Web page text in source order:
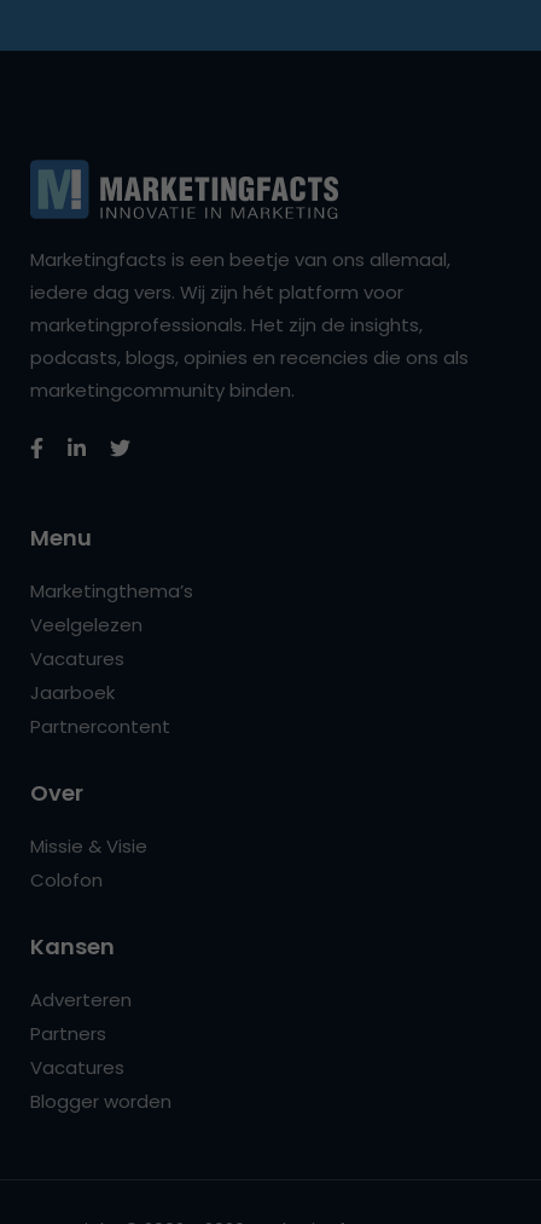
Marketingfacts is een beetje van ons allemaal,
iedere dag vers. Wij zijn hét platform voor
marketingprofessionals. Het zijn de insights,
podcasts, blogs, opinies en recencies die ons als
marketingcommunity binden.
Menu
Marketingthema’s
Veelgelezen
Vacatures
Jaarboek
Partnercontent
Over
Missie & Visie
Colofon
Kansen
Adverteren
Partners
Vacatures
Blogger worden